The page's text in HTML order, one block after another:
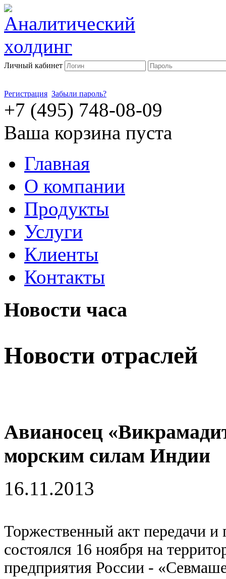
Личный кабинет
Регистрация Забыли пароль?
+7 (495) 748-08-09
Ваша корзина пуста
Главная
О компании
Продукты
Услуги
Клиенты
Контакты
Новости часа
Новости отраслей
Авианосец
морским силам Индии
16.11.2013
Торжественный акт передачи и
состоялся 16 ноября на
предприятия России -